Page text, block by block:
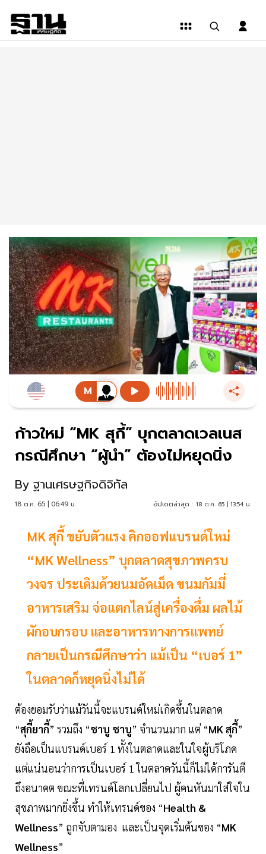
ก้าวใหม่ “MK สุกี้” บุกตลาดเวลเนส
กรณีศึกษา “ผู้นำ” ต้องไม่หยุดนิ่ง
By ฐานเศรษฐกิจดิจิทัล
18 ต.ค. 65 | 06:49 น. อัปเดตล่าสุด : 18 ต.ค. 65 | 13:54 น.
MK สุกี้ ขยับตัวแรง คิกออฟแบรนด์ใหม่
“MK Wellness” บุกตลาดสุขภาพครบ
วงจร ประเดิมด้วยนมอัดเม็ด ขนมกัมมี่
อาหารเสริม จ่อแตกไลน์สู่เครื่องดื่ม ผลไม้
ผักอบกรอบ และอาหารทางการแพทย์
กลายเป็นกรณีศึกษาว่า แม้เป็น “เบอร์ 1”
ในตลาดก็หยุดนิ่งไม่ได้
ต้องยอมรับว่าแม้วันนี้จะแบรนด์ใหม่เกิดขึ้นในตลาด
“สุกี้ยากี้” รวมถึง “ชาบู ชาบู” จำนวนมาก แต่ “MK สุกี้”
ยังถือเป็นแบรนด์เบอร์ 1 ทั้งในตลาดและในใจผู้บริโภค
แต่แน่นอนว่าการเป็นเบอร์ 1 ในตลาดวันนี้ก็ไม่ได้การันตี
ถึงอนาคต ขณะที่เทรนด์โลกเปลี่ยนไป ผู้คนหันมาใส่ใจใน
สุขภาพมากยิ่งขึ้น ทำให้เทรนด์ของ “Health &
Wellness” ถูกจับตามอง และเป็นจุดเริ่มต้นของ “MK
Wellness”